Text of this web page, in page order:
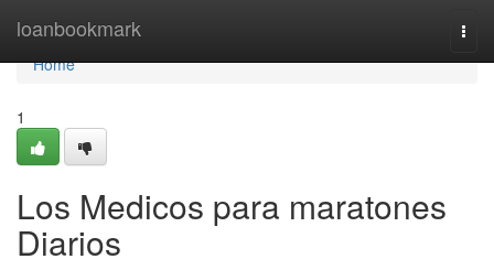
loanbookmark
Home
Home
1
Los Medicos para maratones
Diarios